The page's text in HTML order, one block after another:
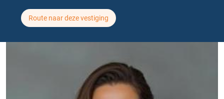
Route naar deze vestiging